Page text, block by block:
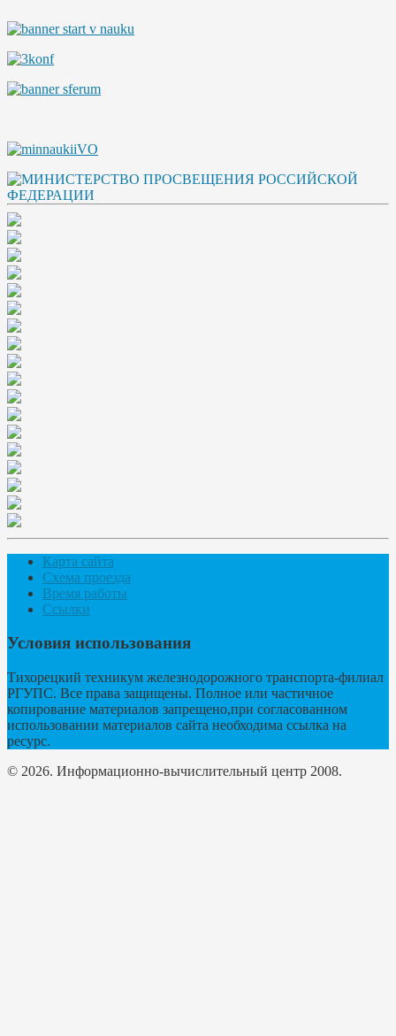
Карта сайта
Схема проезда
Время работы
Ссылки
Условия использования
Тихорецкий техникум железнодорожного транспорта-филиал
РГУПС. Все права защищены. Полное или частичное
копирование материалов запрещено,при согласованном
использовании материалов сайта необходима ссылка на
ресурс.
© 2026. Информационно-вычислительный центр 2008.